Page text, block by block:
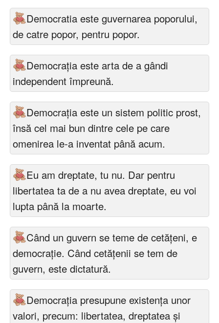
Democratia este guvernarea poporului,
de catre popor, pentru popor.
Democrația este arta de a gândi
independent împreună.
Democraţia este un sistem politic prost,
însă cel mai bun dintre cele pe care
omenirea le-a inventat până acum.
Eu am dreptate, tu nu. Dar pentru
libertatea ta de a nu avea dreptate, eu voi
lupta până la moarte.
Când un guvern se teme de cetățeni, e
democrație. Când cetățenii se tem de
guvern, este dictatură.
Democraţia presupune existenţa unor
valori, precum: libertatea, dreptatea şi